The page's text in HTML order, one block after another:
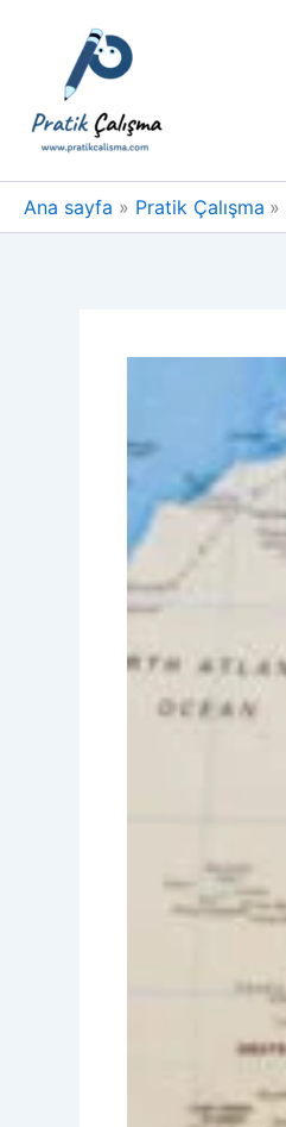
Ana sayfa Pratik Çalışma